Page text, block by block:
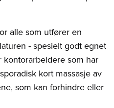
alle som utfører en
- spesielt godt egnet
som har
kort massasje av
som kan forhindre eller